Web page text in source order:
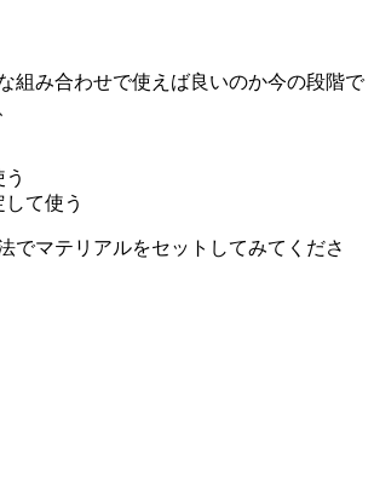
組み合わせで使えば良いのか今の段階で
て使う
でマテリアルをセットしてみてくださ